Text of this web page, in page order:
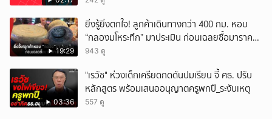
19:29
ยิ่งรู้ยิ่งตกใจ! ลูกค้าเดินทางกว่า 400 กม. หอบ
“กลองมโหระทึก” มาประเมิน ก่อนเฉลยซื้อมาราคา
เท่าไหร่?
943 ดู
03:36
"เรวัช" ห่วงเด็กเครียดกดดันปมเรียน จี้ ศธ. ปรับ
หลักสูตร พร้อมเสนออนุญาตครูพกปื_ระงับเหตุ
557 ดู